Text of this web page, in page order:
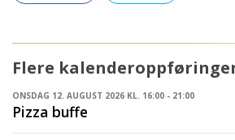
Flere
ONSDAG 12. AUGUST 2026 KL. 16:00 - 21:00
Pizza buffe